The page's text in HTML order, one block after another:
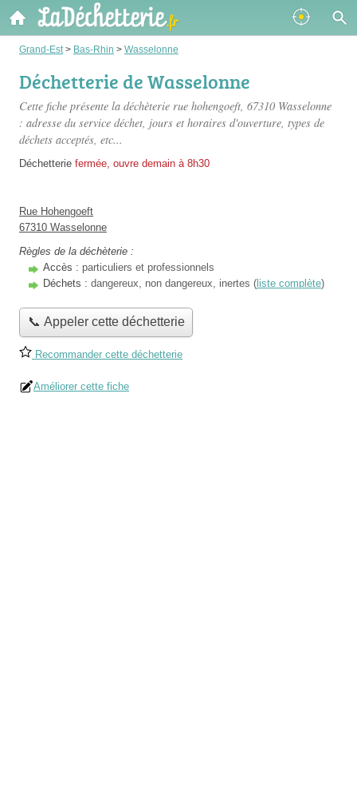
Grand-Est > Bas-Rhin > Wasselonne
Déchetterie de Wasselonne
Cette fiche présente la déchèterie rue hohengoeft, 67310 Wasselonne
: adresse du service déchet, jours et horaires d'ouverture, types de
déchets acceptés, etc...
Déchetterie fermée, ouvre demain à 8h30
Rue Hohengoeft
67310 Wasselonne
Règles de la déchèterie :
Accès : particuliers et professionnels
Déchets : dangereux, non dangereux, inertes ( liste complète)
📞 Appeler cette déchetterie
Recommander cette déchetterie
Améliorer cette fiche